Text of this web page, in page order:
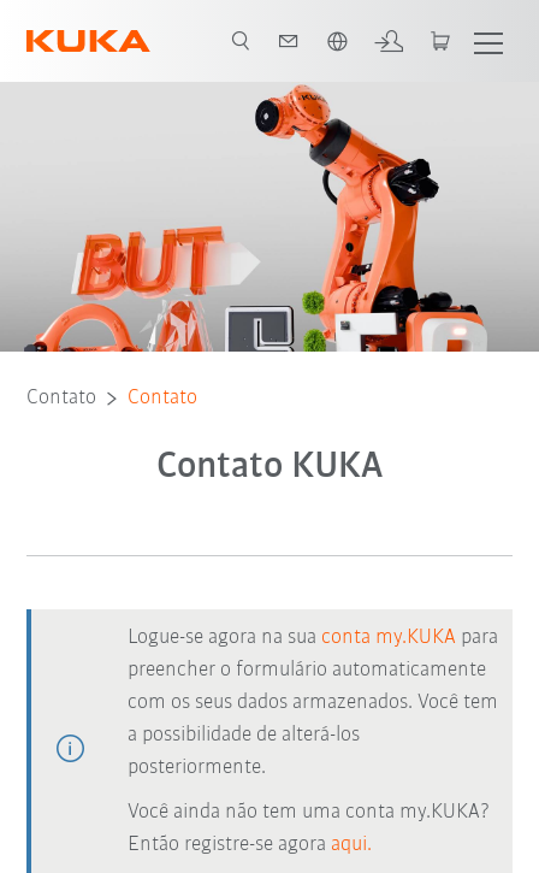
Contato Contato
Contato KUKA
Logue-se agora na sua conta my.KUKA para
preencher o formulário automaticamente
com os seus dados armazenados. Você tem
a possibilidade de alterá-los
posteriormente.
Você ainda não tem uma conta my.KUKA?
Então registre-se agora aqui.